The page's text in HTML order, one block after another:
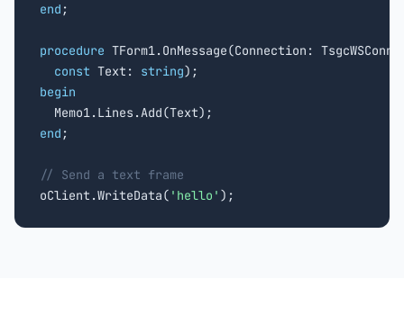
end ;
procedure TForm1.OnMessage(Connection:
const Text: string
begin
end ;
// Send a text frame
oClient.WriteData( 'hello' );